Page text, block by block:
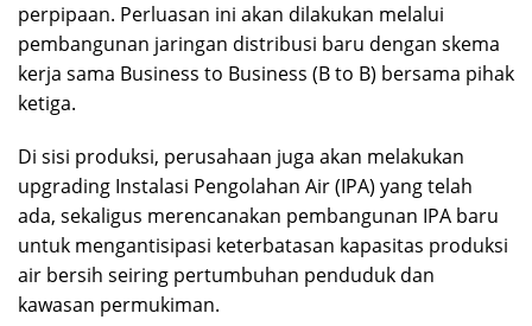
perpipaan. Perluasan ini akan dilakukan melalui
pembangunan jaringan distribusi baru dengan skema
kerja sama Business to Business (B to B) bersama pihak
ketiga.
Di sisi produksi, perusahaan juga akan melakukan
upgrading Instalasi Pengolahan Air (IPA) yang telah
ada, sekaligus merencanakan pembangunan IPA baru
untuk mengantisipasi keterbatasan kapasitas produksi
air bersih seiring pertumbuhan penduduk dan
kawasan permukiman.